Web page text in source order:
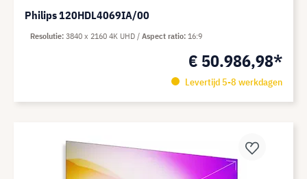
Philips 120HDL4069IA/00
€ 50.986,98*
Levertijd 5-8 werkdagen
Resolutie 3840 x 2160 4K UHD Aspect ratio 16:9